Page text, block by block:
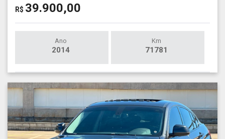
R$ 39.900,00
Ano
2014
Km
71781